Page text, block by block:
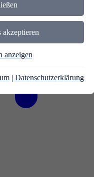
akzeptieren
anzeigen
| Datenschutzerklärung